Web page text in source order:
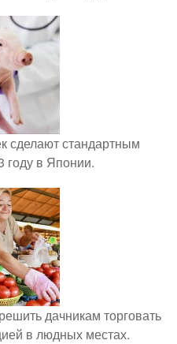
сделают стандартным
году в Японии.
дачникам торговать
в людных местах.